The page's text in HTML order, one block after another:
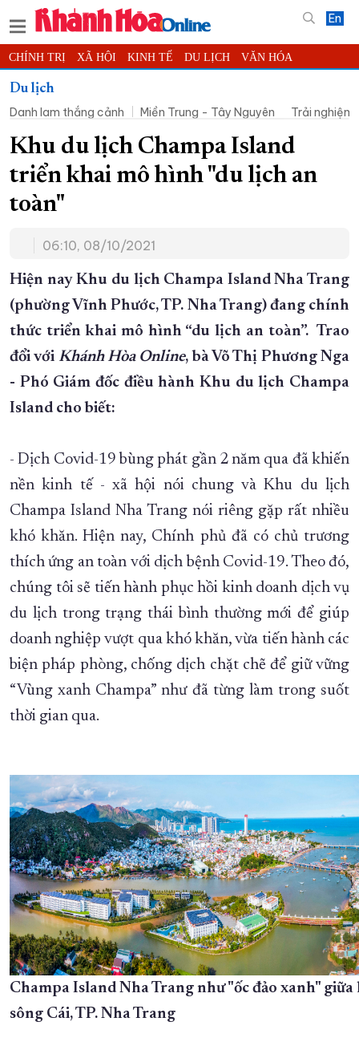
En
CHÍNH TRỊ XÃ HỘI KINH TẾ DU LỊCH VĂN HÓA
THỂ THAO
KHOA HỌC - CÔNG NGHỆ PHÁP LUẬT BẠN ĐỌC PHÓNG SỰ
THẾ GIỚI MULTIMEDIA VIDEO ĐỌC BÁO ONLINE
PODCAST THÔNG TIN - QUẢNG CÁO
QUY HOẠCH TỈNH KHÁNH HÒA
CHUNG TAY CẢI CÁCH HÀNH CHÍNH
XÂY DỰNG NÔNG THÔN MỚI LỊCH CẮT ĐIỆN
TÀU - XE - MÁY BAY
KỶ NIỆM 370 NĂM XÂY DỰNG VÀ PHÁT TRIỂN TỈNH KHÁNH HÒA
KHOẢNH KHẮC ĐẸP XỨ TRẦM
XÂY DỰNG KHÁNH HÒA TRỞ THÀNH THÀNH PHỐ TRỰC THUỘC
ĐẠI HỘI ĐẢNG CÁC CẤP
Du lịch
Danh lam thắng cảnh
Miền Trung - Tây Nguyên Trải nghiệm
Khu du lịch Champa Island
triển khai mô hình "du lịch an
toàn"
06:10, 08/10/2021
Hiện nay Khu du lịch Champa Island Nha Trang
(phường Vĩnh Phước, TP. Nha Trang) đang chính
thức triển khai mô hình “du lịch an toàn”. Trao
đổi với Khánh Hòa Online, bà Võ Thị Phương Nga
- Phó Giám đốc điều hành Khu du lịch Champa
Island cho biết:
- Dịch Covid-19 bùng phát gần 2 năm qua đã khiến
nền kinh tế - xã hội nói chung và Khu du lịch
Champa Island Nha Trang nói riêng gặp rất nhiều
khó khăn. Hiện nay, Chính phủ đã có chủ trương
thích ứng an toàn với dịch bệnh Covid-19. Theo đó,
chúng tôi sẽ tiến hành phục hồi kinh doanh dịch vụ
du lịch trong trạng thái bình thường mới để giúp
doanh nghiệp vượt qua khó khăn, vừa tiến hành các
biện pháp phòng, chống dịch chặt chẽ để giữ vững
“Vùng xanh Champa” như đã từng làm trong suốt
thời gian qua.
Champa Island Nha Trang như "ốc đảo xanh" giữa
sông Cái, TP. Nha Trang